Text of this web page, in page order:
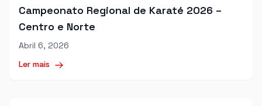
Campeonato Regional de Karaté 2026 –
Centro e Norte
Abril 6, 2026
Ler mais